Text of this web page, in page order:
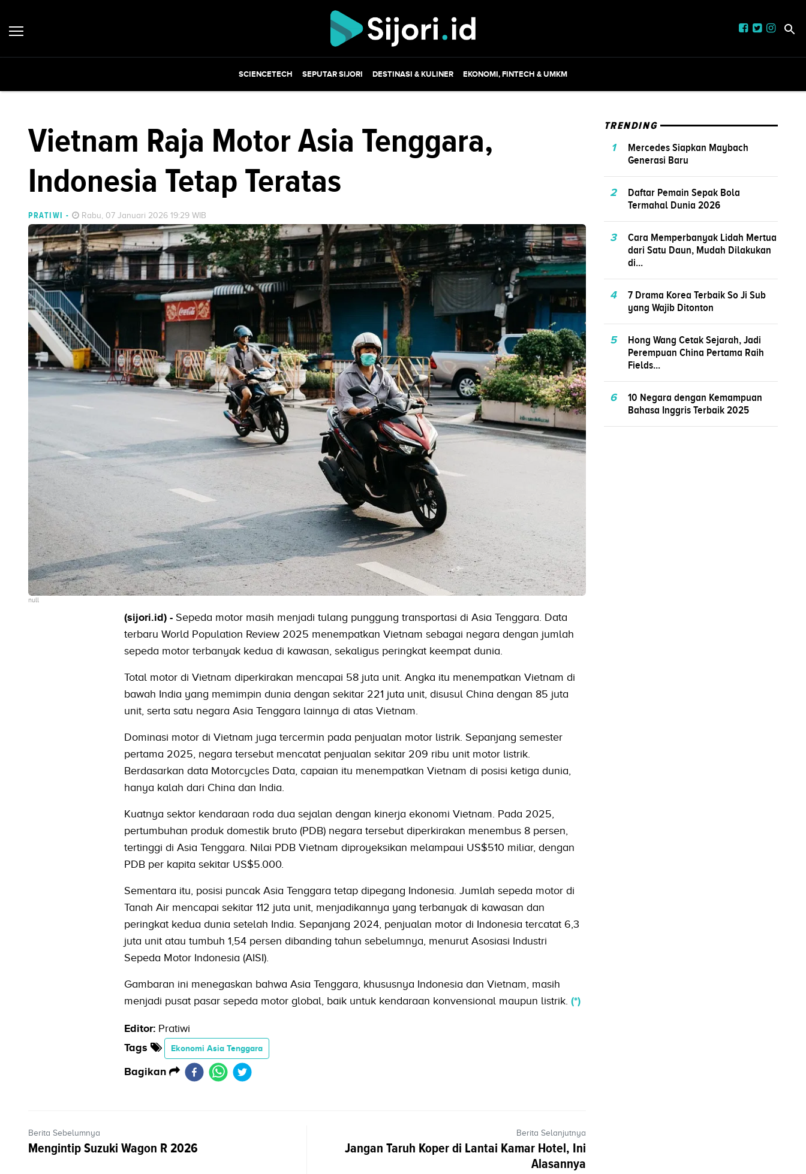
SCIENCETECH SEPUTAR SIJORI DESTINASI & KULINER EKONOMI, FINTECH & UMKM
Vietnam Raja Motor Asia Tenggara,
Indonesia Tetap Teratas
PRATIWI - Rabu, 07 Januari 2026 19:29 WIB
null
(sijori.id) - Sepeda motor masih menjadi tulang punggung transportasi di Asia Tenggara. Data
terbaru World Population Review 2025 menempatkan Vietnam sebagai negara dengan jumlah
sepeda motor terbanyak kedua di kawasan, sekaligus peringkat keempat dunia.
Total motor di Vietnam diperkirakan mencapai 58 juta unit. Angka itu menempatkan Vietnam di
bawah India yang memimpin dunia dengan sekitar 221 juta unit, disusul China dengan 85 juta
unit, serta satu negara Asia Tenggara lainnya di atas Vietnam.
Dominasi motor di Vietnam juga tercermin pada penjualan motor listrik. Sepanjang semester
pertama 2025, negara tersebut mencatat penjualan sekitar 209 ribu unit motor listrik.
Berdasarkan data Motorcycles Data, capaian itu menempatkan Vietnam di posisi ketiga dunia,
hanya kalah dari China dan India.
Kuatnya sektor kendaraan roda dua sejalan dengan kinerja ekonomi Vietnam. Pada 2025,
pertumbuhan produk domestik bruto (PDB) negara tersebut diperkirakan menembus 8 persen,
tertinggi di Asia Tenggara. Nilai PDB Vietnam diproyeksikan melampaui US$510 miliar, dengan
PDB per kapita sekitar US$5.000.
Sementara itu, posisi puncak Asia Tenggara tetap dipegang Indonesia. Jumlah sepeda motor di
Tanah Air mencapai sekitar 112 juta unit, menjadikannya yang terbanyak di kawasan dan
peringkat kedua dunia setelah India. Sepanjang 2024, penjualan motor di Indonesia tercatat 6,3
juta unit atau tumbuh 1,54 persen dibanding tahun sebelumnya, menurut Asosiasi Industri
Sepeda Motor Indonesia (AISI).
Gambaran ini menegaskan bahwa Asia Tenggara, khususnya Indonesia dan Vietnam, masih
menjadi pusat pasar sepeda motor global, baik untuk kendaraan konvensional maupun listrik. (*)
Editor: Pratiwi
Tags
Ekonomi Asia Tenggara
Bagikan
Berita Sebelumnya
Mengintip Suzuki Wagon R 2026
Berita Selanjutnya
Jangan Taruh Koper di Lantai Kamar Hotel, Ini
Alasannya
TRENDING
1
Mercedes Siapkan Maybach
Generasi Baru
2
Daftar Pemain Sepak Bola
Termahal Dunia 2026
3
Cara Memperbanyak Lidah Mertua
dari Satu Daun, Mudah Dilakukan
di...
4
7 Drama Korea Terbaik So Ji Sub
yang Wajib Ditonton
5
Hong Wang Cetak Sejarah, Jadi
Perempuan China Pertama Raih
Fields...
6
10 Negara dengan Kemampuan
Bahasa Inggris Terbaik 2025